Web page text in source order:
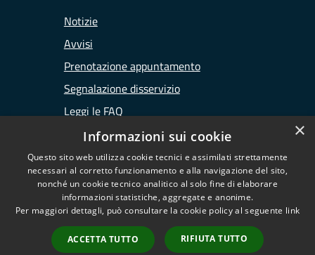
Notizie
Avvisi
Prenotazione appuntamento
Segnalazione disservizio
Leggi le FAQ
Richiesta assistenza
RSS
Accessibilità
Copyright © 2026 • Ufficio
Municipium•
Accesso
×
Informazioni sui cookie
Questo sito web utilizza cookie tecnici e assimilati strettamente
necessari al corretto funzionamento e alla navigazione del sito,
nonché un cookie tecnico analitico al solo fine di elaborare
informazioni statistiche, aggregate e anonime.
Per maggiori dettagli, può consultare la cookie policy al seguente link
ACCETTA TUTTO RIFIUTA TUTTO